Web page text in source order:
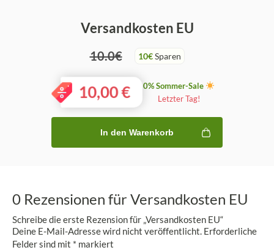
Versandkosten EU
10.0€ 10€Sparen
10,00€
0% Sommer-Sale
Letzter Tag!
In den Warenkorb
0 Rezensionen für Versandkosten EU
Schreibe die erste Rezension für „Versandkosten EU“
Deine E-Mail-Adresse wird nicht veröffentlicht. Erforderliche
Felder sind mit * markiert